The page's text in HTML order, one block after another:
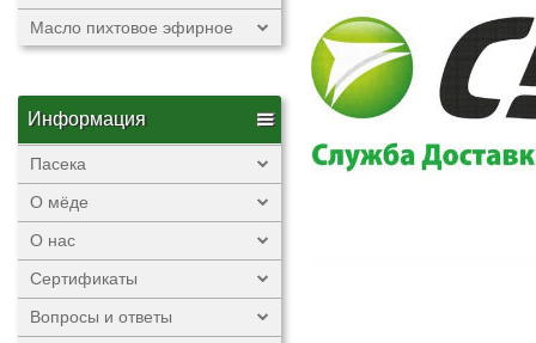
Масло пихтовое эфирное
Информация
Пасека
О мёде
О нас
Сертификаты
Вопросы и ответы